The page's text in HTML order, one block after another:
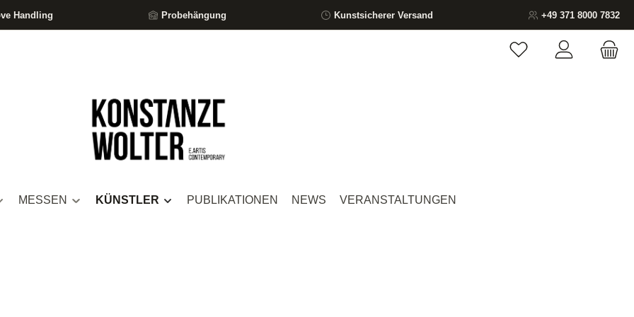
Handling Probehängung Kunstsicherer Versand +49 371 8000 7832
Du hast 0 Produkte
MESSEN KÜNSTLER PUBLIKATIONEN NEWS VERANSTALTUNGEN